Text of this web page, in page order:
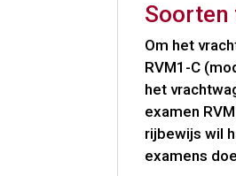
Soorten
Om het
RVM1-C
het
examen
rijbewijs wil
examens